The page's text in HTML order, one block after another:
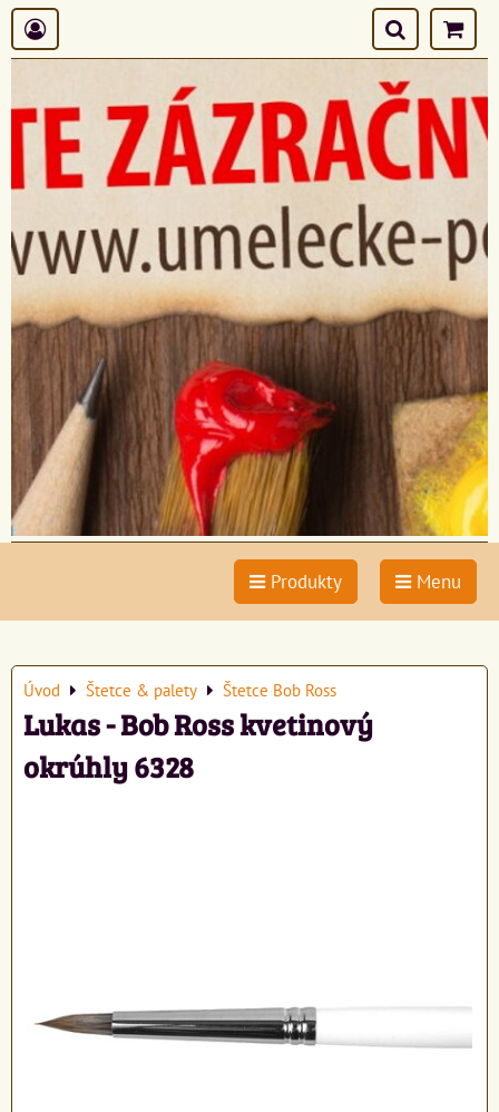
Produkty Menu
Úvod Štetce & palety Štetce Bob Ross
Lukas - Bob Ross kvetinový
okrúhly 6328